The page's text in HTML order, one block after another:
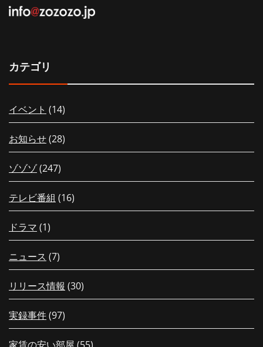
カテゴリ
イベント (14)
お知らせ(28)
ゾゾゾ(247)
テレビ番組 (16)
ドラマ (1)
ニュース (7)
リリース情報 (30)
実録事件(97)